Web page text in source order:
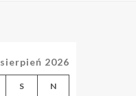
sierpień 2026
S N